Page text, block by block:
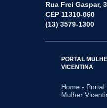
Rua Frei Gaspar,
CEP 11310-060
(13) 3579-1300
PORTAL
VICENTINA
Home - Portal
Mulher